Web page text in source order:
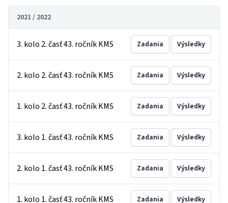
2021 / 2022
3. kolo 2. časť 43. ročník KMS Zadania Výsledky
2. kolo 2. časť 43. ročník KMS Zadania Výsledky
1. kolo 2. časť 43. ročník KMS Zadania Výsledky
3. kolo 1. časť 43. ročník KMS Zadania Výsledky
2. kolo 1. časť 43. ročník KMS Zadania Výsledky
1. kolo 1. časť 43. ročník KMS Zadania Výsledky